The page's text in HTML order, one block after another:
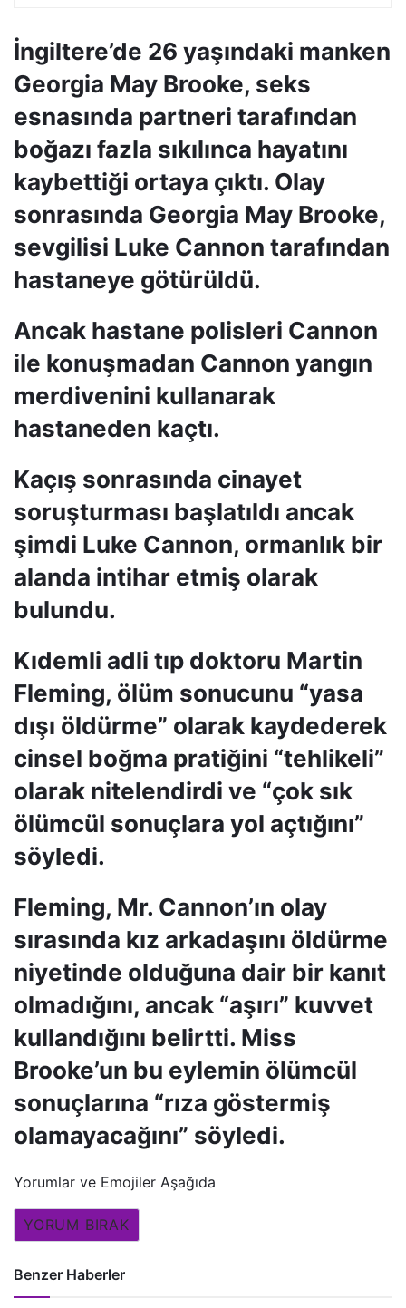
İngiltere’de 26 yaşındaki manken
Georgia May Brooke, seks
esnasında partneri tarafından
boğazı fazla sıkılınca hayatını
kaybettiği ortaya çıktı. Olay
sonrasında Georgia May Brooke,
sevgilisi Luke Cannon tarafından
hastaneye götürüldü.
Ancak hastane polisleri Cannon
ile konuşmadan Cannon yangın
merdivenini kullanarak
hastaneden kaçtı.
Kaçış sonrasında cinayet
soruşturması başlatıldı ancak
şimdi Luke Cannon, ormanlık bir
alanda intihar etmiş olarak
bulundu.
Kıdemli adli tıp doktoru Martin
Fleming, ölüm sonucunu “yasa
dışı öldürme” olarak kaydederek
cinsel boğma pratiğini “tehlikeli”
olarak nitelendirdi ve “çok sık
ölümcül sonuçlara yol açtığını”
söyledi.
Fleming, Mr. Cannon’ın olay
sırasında kız arkadaşını öldürme
niyetinde olduğuna dair bir kanıt
olmadığını, ancak “aşırı” kuvvet
kullandığını belirtti. Miss
Brooke’un bu eylemin ölümcül
sonuçlarına “rıza göstermiş
olamayacağını” söyledi.
Yorumlar ve Emojiler Aşağıda
YORUM BIRAK
Benzer Haberler